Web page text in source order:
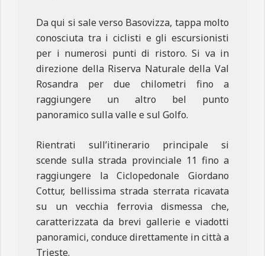
Da qui si sale verso Basovizza, tappa molto
conosciuta tra i ciclisti e gli escursionisti
per i numerosi punti di ristoro. Si va in
direzione della Riserva Naturale della Val
Rosandra per due chilometri fino a
raggiungere un altro bel punto
panoramico sulla valle e sul Golfo.
Rientrati sull’itinerario principale si
scende sulla strada provinciale 11 fino a
raggiungere la Ciclopedonale Giordano
Cottur, bellissima strada sterrata ricavata
su un vecchia ferrovia dismessa che,
caratterizzata da brevi gallerie e viadotti
panoramici, conduce direttamente in città a
Trieste.